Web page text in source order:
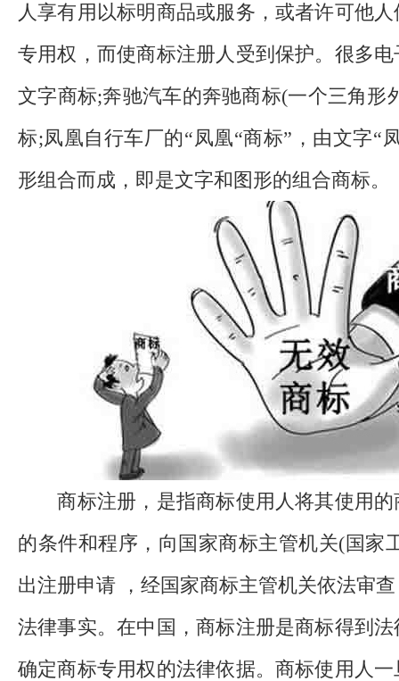
人享有用以标明商品或服务，或者许可他
专用权，而使商标注册人受到保护。很多
文字商标;奔驰汽车的奔驰商标(一个三角形
标;凤凰自行车厂的“凤凰“商标”，由文字“
形组合而成，即是文字和图形的组合商标。
商标注册，是指商标使用人将其使用的
的条件和程序，向国家商标主管机关(国家
出注册申请 ，经国家商标主管机关依法审
法律事实。在中国，商标注册是商标得到
确定商标专用权的法律依据。商标使用人